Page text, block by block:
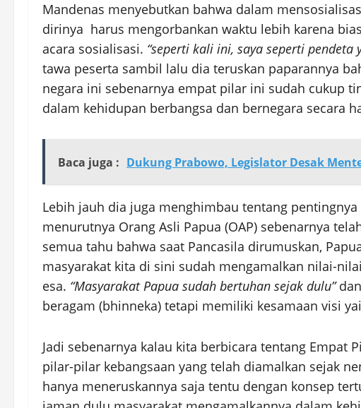
Mandenas menyebutkan bahwa dalam
dirinya harus mengorbankan waktu lebih karena
acara sosialisasi. “seperti kali ini, saya seperti pendeta
tawa peserta sambil lalu dia teruskan paparannya
negara ini sebenarnya empat pilar ini sudah cukup
dalam kehidupan berbangsa dan bernegara secara
Baca juga : Dukung Prabowo, Legislator Desak
Lebih jauh dia juga menghimbau tentang
menurutnya Orang Asli Papua (OAP) sebenarnya
semua tahu bahwa saat Pancasila dirumuskan,
masyarakat kita di sini sudah mengamalkan nilai-
esa. “Masyarakat Papua sudah bertuhan sejak dulu”
beragam (bhinneka) tetapi memiliki kesamaan visi
Jadi sebenarnya kalau kita berbicara tentang Empat
pilar-pilar kebangsaan yang telah diamalkan sejak
hanya meneruskannya saja tentu dengan konsep